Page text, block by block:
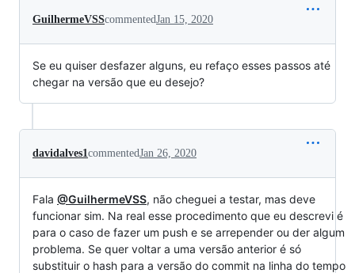
GuilhermeVSScommentedJan 15, 2020
Se eu quiser desfazer alguns, eu refaço esses passos até
chegar na versão que eu desejo?
davidalves1 commentedJan 26, 2020
Fala @GuilhermeVSS, não cheguei a testar, mas deve
funcionar sim. Na real esse procedimento que eu descrevi é
para o caso de fazer um push e se arrepender ou der algum
problema. Se quer voltar a uma versão anterior é só
substituir o hash para a versão do commit na linha do tempo